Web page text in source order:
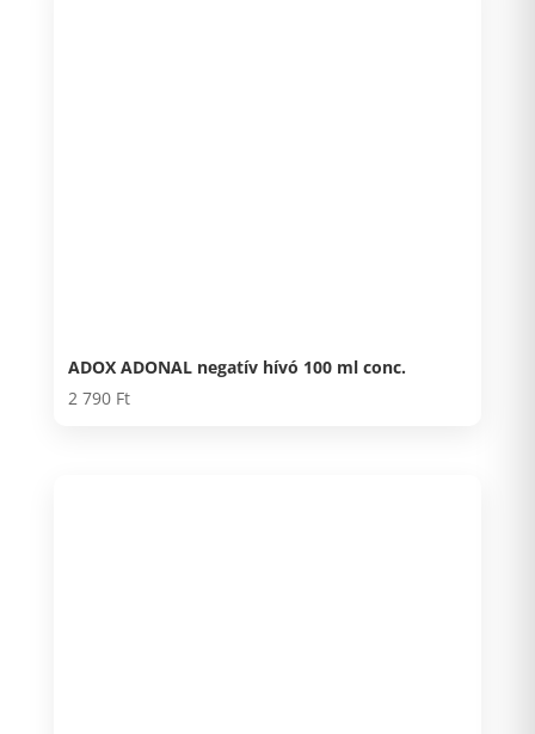
ADOX ADONAL negatív hívó 100 ml conc.
2 790 Ft